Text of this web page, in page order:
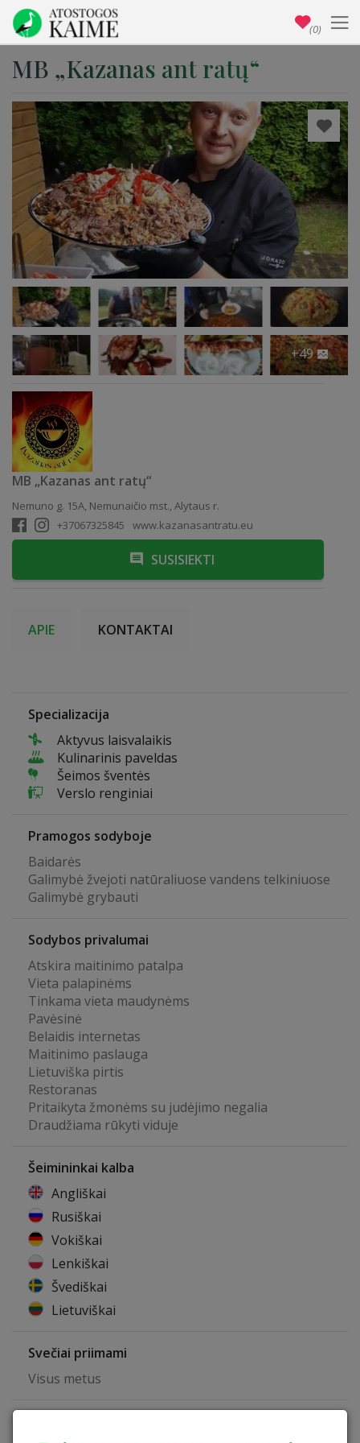
MB „Kazanas ant ratų“
+49
MB „Kazanas ant ratų“
Nemuno g. 15A, Nemunaičio mst., Alytaus r.
+37067325845
www.kazanasantratu.eu
SUSISIEKTI
APIE KONTAKTAI
Specializacija
Aktyvus laisvalaikis
Kulinarinis paveldas
Šeimos šventės
Verslo renginiai
Pramogos sodyboje
Baidarės
Galimybė žvejoti natūraliuose vandens telkiniuose
Galimybė grybauti
Sodybos privalumai
Atskira maitinimo patalpa
Vieta palapinėms
Tinkama vieta maudynėms
Pavėsinė
Belaidis internetas
Maitinimo paslauga
Lietuviška pirtis
Restoranas
Pritaikyta žmonėms su judėjimo negalia
Draudžiama rūkyti viduje
Šeimininkai kalba
Angliškai
Rusiškai
Vokiškai
Lenkiškai
Švediškai
Lietuviškai
Svečiai priimami
Visus metus
poreikį
(0)